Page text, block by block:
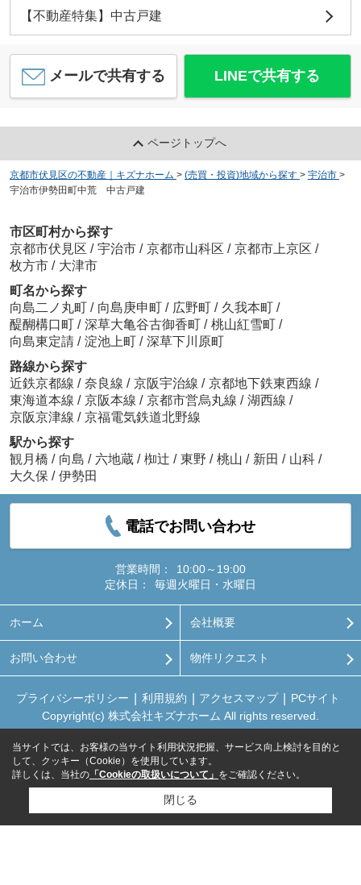
【不動産特集】中古戸建
メールで共有する LINEで共有する
ページトップへ
京都市伏見区の不動産｜キズナホーム > (売買・投資)地域から探す > 宇治市 >
宇治市伊勢田町中荒 中古戸建
市区町村から探す
京都市伏見区 / 宇治市 / 京都市山科区 / 京都市上京区 /
枚方市 / 大津市
町名から探す
向島二ノ丸町 / 向島庚申町 / 広野町 / 久我本町 /
醍醐構口町 / 深草大亀谷古御香町 / 桃山紅雪町 /
向島東定請 / 淀池上町 / 深草下川原町
路線から探す
近鉄京都線 / 奈良線 / 京阪宇治線 / 京都地下鉄東西線 /
東海道本線 / 京阪本線 / 京都市営烏丸線 / 湖西線 /
京阪京津線 / 京福電気鉄道北野線
駅から探す
観月橋 / 向島 / 六地蔵 / 椥辻 / 東野 / 桃山 / 新田 / 山科 /
大久保 / 伊勢田
電話でお問い合わせ
営業時間：
10:00～19:00
定休日：
毎週火曜日・水曜日
ホーム 会社概要
お問い合わせ 物件リクエスト
プライバシーポリシー 利用規約 アクセスマップ
PCサイト
Copyright(c) 株式会社キズナホーム All rights reserved.
当サイトでは、お客様の当サイト利用状況把握、サービス向上検討を目的と
して、クッキー（Cookie）を使用しています。
詳しくは、当社の 「Cookieの取扱いについて」 をご確認ください。
閉じる